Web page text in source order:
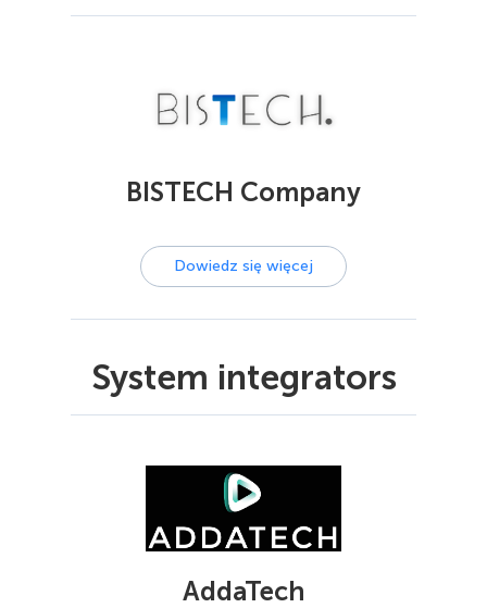
BISTECH Company
Dowiedz się więcej
System integrators
AddaTech